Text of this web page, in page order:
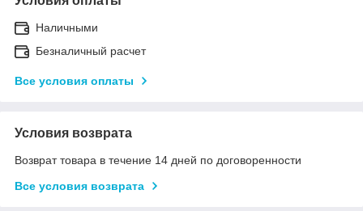
Наличными
Безналичный расчет
Все условия оплаты
Условия возврата
Возврат товара в течение 14 дней по договоренности
Все условия возврата